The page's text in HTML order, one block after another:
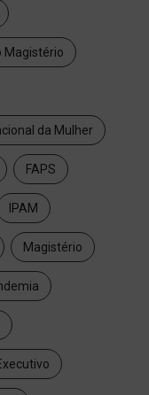
Magistério
da Mulher
FAPS
IPAM
Magistério